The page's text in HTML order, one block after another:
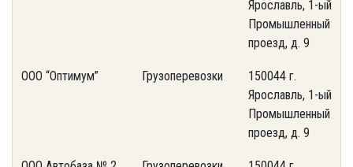
Ярославль, 1-ый
Промышленный
проезд, д. 9
ООО “Оптимум” Грузоперевозки
150044 г.
Ярославль, 1-ый
Промышленный
проезд, д. 9